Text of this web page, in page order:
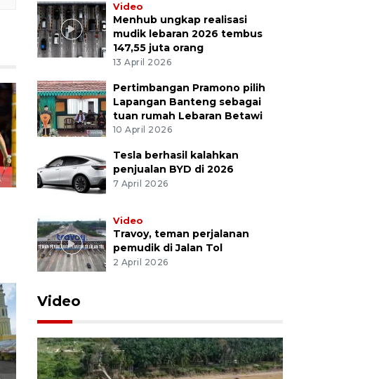
Video
Menhub ungkap realisasi
mudik lebaran 2026 tembus
147,55 juta orang
13 April 2026
Pertimbangan Pramono pilih
Lapangan Banteng sebagai
tuan rumah Lebaran Betawi
10 April 2026
Tesla berhasil kalahkan
penjualan BYD di 2026
7 April 2026
Video
Travoy, teman perjalanan
pemudik di Jalan Tol
2 April 2026
Video